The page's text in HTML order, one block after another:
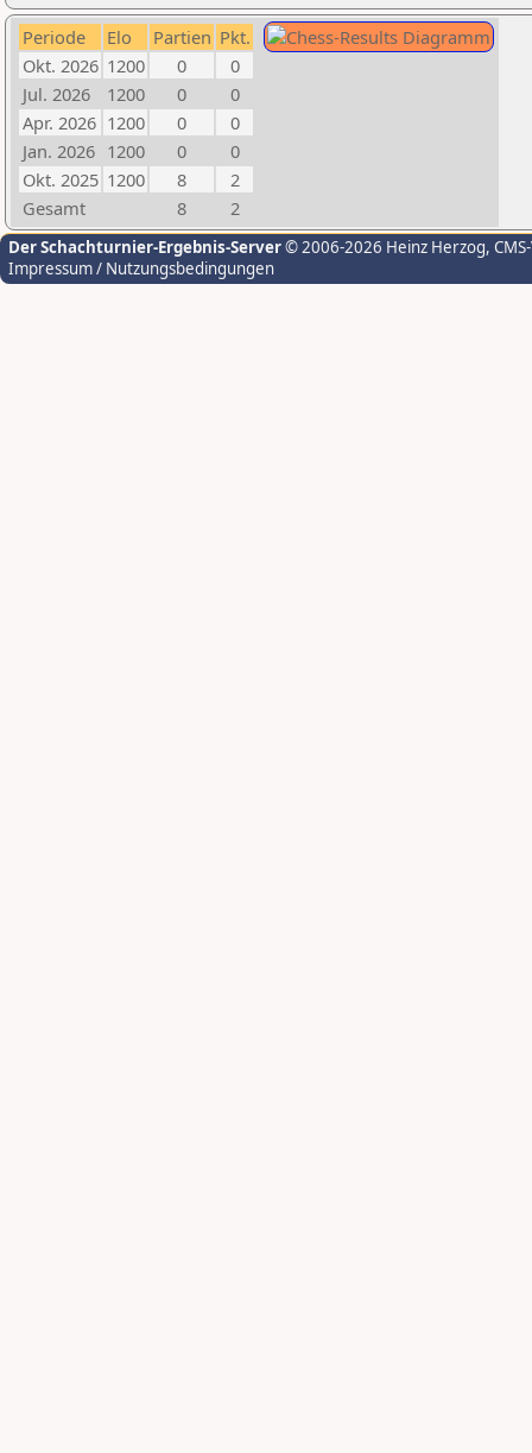
Periode Elo Partien Pkt.
Okt. 2026 1200 0
0
Jul. 2026
1200 0
0
Apr. 2026 1200 0
0
Jan. 2026 1200 0
0
Okt. 2025 1200 8
2
Gesamt
8 2
Der Schachturnier-Ergebnis-Server© 2006-2026 Heinz Herzog,
Impressum / Nutzungsbedingungen